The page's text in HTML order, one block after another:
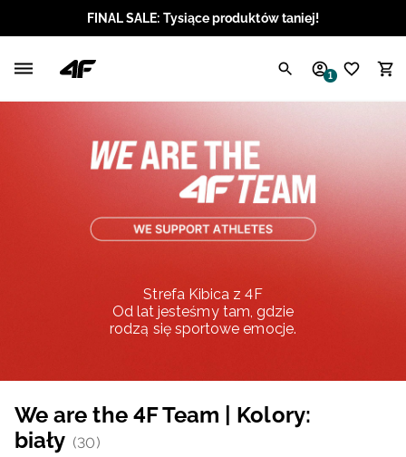
FINAL SALE: Tysiące produktów taniej!
1
Strefa Kibica z 4F
Od lat jesteśmy tam, gdzie
rodzą się sportowe emocje.
We are the 4F Team | Kolory:
biały (30)
Angielski / USD
Angielski / GBP
Chorwacki / EUR
Litewski / EUR
Niemiecki / EUR